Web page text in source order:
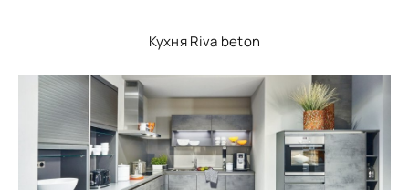
Кухня Riva beton